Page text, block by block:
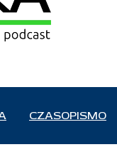
CZASOPISMO